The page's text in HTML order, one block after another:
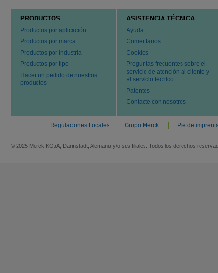
PRODUCTOS
Productos por aplicación
Productos por marca
Productos por industria
Productos por tipo
Hacer un pedido de nuestros
productos
ASISTENCIA TÉCNICA
Ayuda
Comentarios
Cookies
Preguntas frecuentes sobre el
servicio de atención al cliente y
el servicio técnico
Patentes
Contacte con nosotros
Regulaciones Locales Grupo Merck Pie de
© 2025 Merck KGaA, Darmstadt, Alemania y/o sus filiales. Todos los derechos